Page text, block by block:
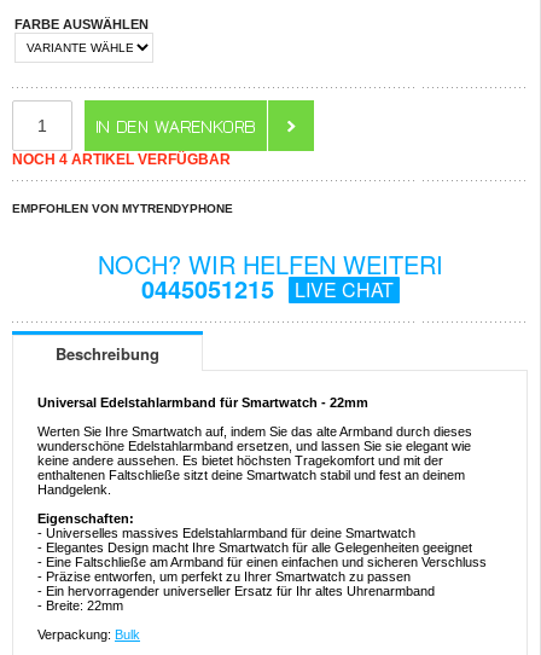
FARBE AUSWÄHLEN
NOCH 4 ARTIKEL VERFÜGBAR
EMPFOHLEN VON MYTRENDYPHONE
NOCH? WIR HELFEN WEITERI
0445051215 LIVE CHAT
Beschreibung
Universal Edelstahlarmband für Smartwatch - 22mm
Werten Sie Ihre Smartwatch auf, indem Sie das alte Armband durch dieses
wunderschöne Edelstahlarmband ersetzen, und lassen Sie sie elegant wie
keine andere aussehen. Es bietet höchsten Tragekomfort und mit der
enthaltenen Faltschließe sitzt deine Smartwatch stabil und fest an deinem
Handgelenk.
Eigenschaften:
- Universelles massives Edelstahlarmband für deine Smartwatch
- Elegantes Design macht Ihre Smartwatch für alle Gelegenheiten geeignet
- Eine Faltschließe am Armband für einen einfachen und sicheren Verschluss
- Präzise entworfen, um perfekt zu Ihrer Smartwatch zu passen
- Ein hervorragender universeller Ersatz für Ihr altes Uhrenarmband
- Breite: 22mm
Verpackung: Bulk